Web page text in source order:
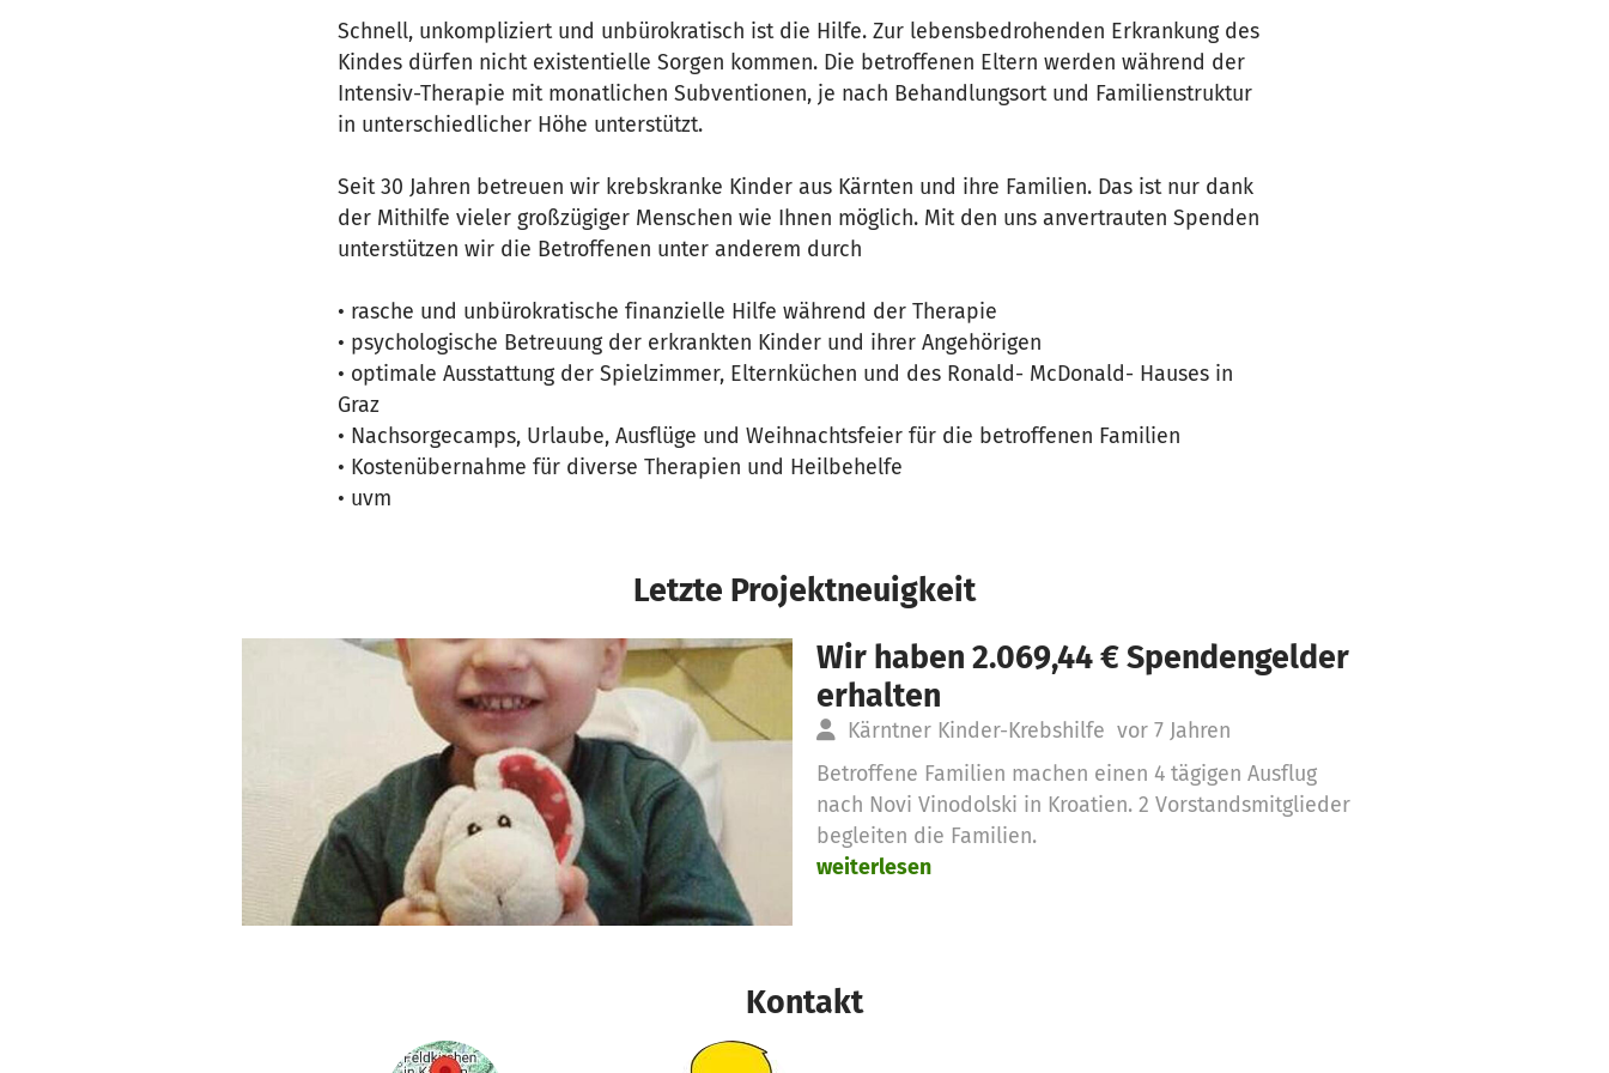
Schnell, unkompliziert und unbürokratisch ist die Hilfe. Zur lebensbedrohenden Erkrankung des
Kindes dürfen nicht existentielle Sorgen kommen. Die betroffenen Eltern werden während der
Intensiv-Therapie mit monatlichen Subventionen, je nach Behandlungsort und Familienstruktur
in unterschiedlicher Höhe unterstützt.
Seit 30 Jahren betreuen wir krebskranke Kinder aus Kärnten und ihre Familien. Das ist nur dank
der Mithilfe vieler großzügiger Menschen wie Ihnen möglich. Mit den uns anvertrauten Spenden
unterstützen wir die Betroffenen unter anderem durch
• rasche und unbürokratische finanzielle Hilfe während der Therapie
• psychologische Betreuung der erkrankten Kinder und ihrer Angehörigen
• optimale Ausstattung der Spielzimmer, Elternküchen und des Ronald- McDonald- Hauses in
Graz
• Nachsorgecamps, Urlaube, Ausflüge und Weihnachtsfeier für die betroffenen Familien
• Kostenübernahme für diverse Therapien und Heilbehelfe
• uvm
Letzte Projektneuigkeit
Wir haben 2.069,44 € Spendengelder
erhalten
Kärntner Kinder-Krebshilfe vor 7 Jahren
Betroffene Familien machen einen 4 tägigen Ausflug
nach Novi Vinodolski in Kroatien. 2 Vorstandsmitglieder
begleiten die Familien.
weiterlesen
Kontakt